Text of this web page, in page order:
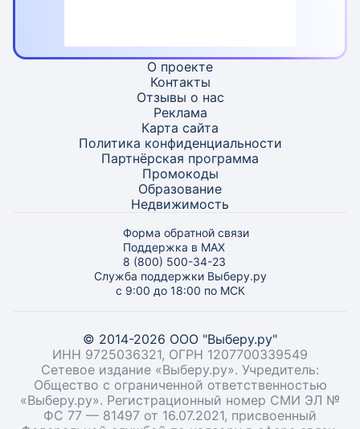
О проекте
Контакты
Отзывы о нас
Реклама
Карта сайта
Политика конфиденциальности
Партнёрская программа
Промокоды
Образование
Недвижимость
Форма обратной связи
Поддержка в MAX
8 (800) 500-34-23
Служба поддержки Выберу.ру
с 9:00 до 18:00 по МСК
© 2014-2026 ООО "Выберу.ру"
ИНН 9725036321, ОГРН 1207700339549
Сетевое издание «Выберу.ру». Учредитель:
Общество с ограниченной ответственностью
«Выберу.ру». Регистрационный номер СМИ ЭЛ №
ФС 77 — 81497 от 16.07.2021, присвоенный